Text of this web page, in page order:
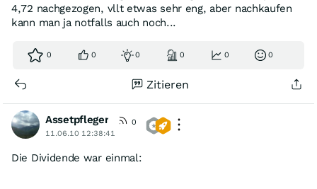
4,72 nachgezogen, vllt etwas sehr eng, aber nachkaufen
kann man ja notfalls auch noch...
0 0 0 0 0 0
Zitieren
Assetpfleger
0
11.06.10 12:38:41
Die Dividende war einmal: